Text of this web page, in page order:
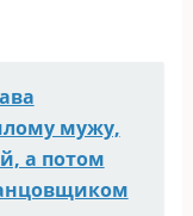
мужу,
а потом